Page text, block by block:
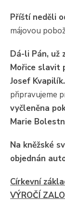
Příští neděli
májovou
Dá-li Pán, už
Mořice slavit
Josef Kvapilík.
připravujeme
vyčleněna
Marie
Na kněžské
objednán
Církevní
VÝROČÍ